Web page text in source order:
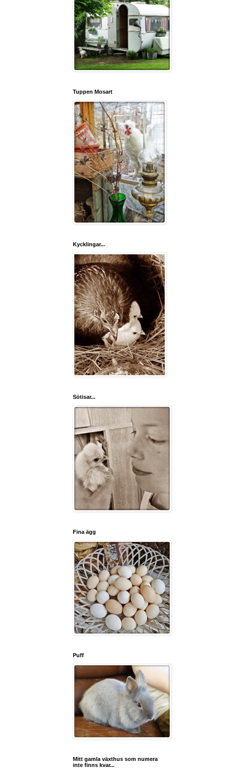
Tuppen Mosart
Kycklingar...
Sötisar...
Fina ägg
Puff
Mitt gamla växthus som numera
inte finns kvar...